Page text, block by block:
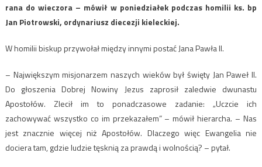
rana do wieczora – mówił w poniedziałek podczas homilii ks. bp
Jan Piotrowski, ordynariusz diecezji kieleckiej.
W homilii biskup przywołał między innymi postać Jana Pawła II.
– Największym misjonarzem naszych wieków był święty Jan Paweł II.
Do głoszenia Dobrej Nowiny Jezus zaprosił zaledwie dwunastu
Apostołów. Zlecił im to ponadczasowe zadanie: „Uczcie ich
zachowywać wszystko co im przekazałem” – mówił hierarcha. – Nas
jest znacznie więcej niż Apostołów. Dlaczego więc Ewangelia nie
dociera tam, gdzie ludzie tęsknią za prawdą i wolnością? – pytał.